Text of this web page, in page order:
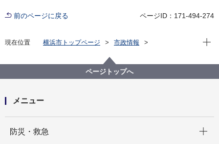
前のページに戻る ページID：171-494-274
現在位置 横浜市トップページ
市政情報
【記者発表】ウクライナの動物園を支援するためよこ
はまのどうぶつえんで募金箱を再度設置します
現在
ページトップへ
メニュー
防災・救急